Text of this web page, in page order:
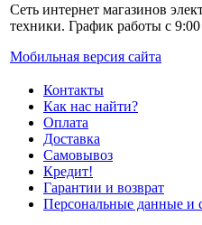
Сеть интернет магазинов
техники. График работы с
Мобильная версия сайта
Контакты
Как нас найти?
Оплата
Доставка
Самовывоз
Кредит!
Гарантии и возврат
Персональные данные и